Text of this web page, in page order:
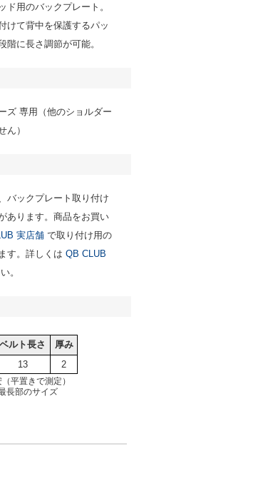
ド用のバックプレート。
けて背中を保護するパッ
階に長さ調節が可能。
ズ 専用（他のショルダー
ん）
バックプレート取り付け
あります。商品をお買い
実店舗 で取り付け用の
す。詳しくは QB CLUB
。
ベルト長さ
厚み
13 2
平置きで測定）
長部のサイズ